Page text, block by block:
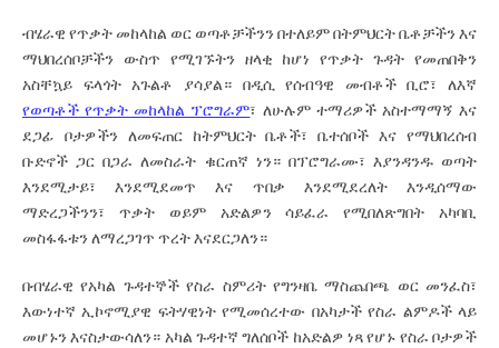
ብሄራዊ የጥቃት መከላከል ወር ወጣቶቻችንን በተለይም በትምህርት ቤቶቻችን እና
ማህበረሰቦቻችን ውስጥ የሚገኙትን ዘላቂ ከሆነ የጥቃት ጉዳት የመጠበቅን
አስቸኳይ ፍላጎት አጉልቶ ያሳያል። በዲሲ የሰብዓዊ መብቶች ቢሮ፣ ለእኛ
የወጣቶች የጥቃት መከላከል ፕሮግራም፣ ለሁሉም ተማሪዎች አስተማማኝ እና
ደጋፊ ቦታዎችን ለመፍጠር ከትምህርት ቤቶች፣ ቤተሰቦች እና የማህበረሰብ
ቡድኖች ጋር በጋራ ለመስራት ቁርጠኛ ነን። በፕሮግራሙ፣ እያንዳንዱ ወጣት
እንደሚታይ፣ እንደሚደመጥ እና ጥበቃ እንደሚደረለት እንዲሰማው
ማድረጋችንን፣ ጥቃት ወይም አድልዎን ሳይፈራ የሚበለጽግበት አካባቢ
መስፋፋቱን ለማረጋገጥ ጥረት እናደርጋለን።
በብሄራዊ የአካል ጉዳተኞች የስራ ስምሪት የግንዛቤ ማስጨበጫ ወር መንፈስ፣
እውነተኛ ኢኮኖሚያዊ ፍትሃዊነት የሚመሰረተው በአካታች የስራ ልምዶች ላይ
መሆኑን እናስታውሳለን። አካል ጉዳተኛ ግለሰቦች ከአድልዎ ነጻ የሆኑ የስራ ቦታዎች